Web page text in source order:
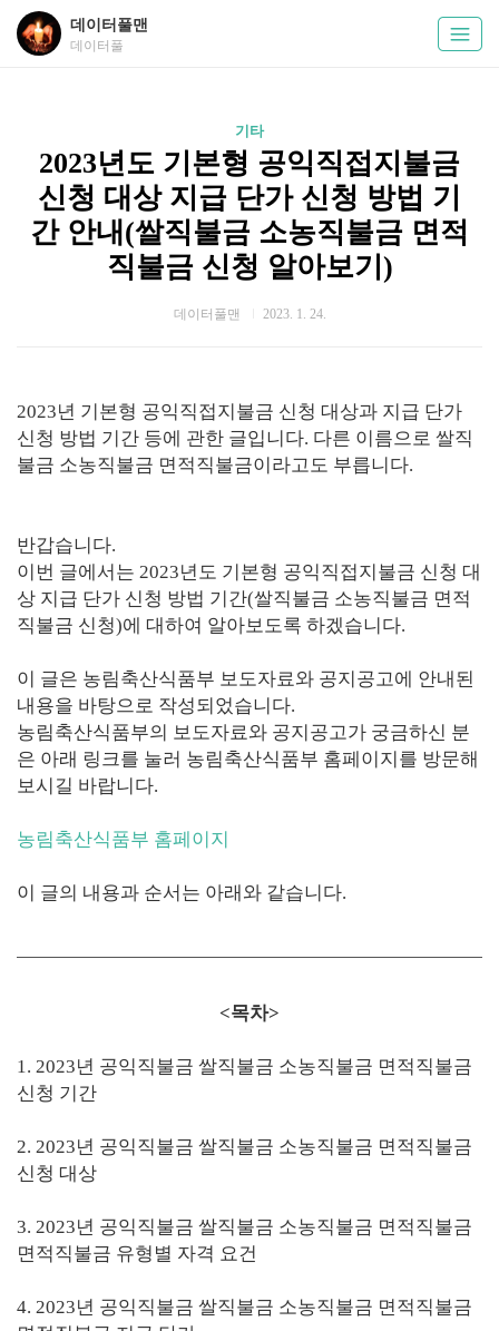
데이터풀맨
데이터풀
기타
2023년도 기본형 공익직접지불금
신청 대상 지급 단가 신청 방법 기
간 안내(쌀직불금 소농직불금 면적
직불금 신청 알아보기)
데이터풀맨 2023. 1. 24.
2023년 기본형 공익직접지불금 신청 대상과 지급 단가
신청 방법 기간 등에 관한 글입니다. 다른 이름으로 쌀직
불금 소농직불금 면적직불금이라고도 부릅니다.
반갑습니다.
이번 글에서는 2023년도 기본형 공익직접지불금 신청 대
상 지급 단가 신청 방법 기간(쌀직불금 소농직불금 면적
직불금 신청)에 대하여 알아보도록 하겠습니다.
이 글은 농림축산식품부 보도자료와 공지공고에 안내된
내용을 바탕으로 작성되었습니다.
농림축산식품부의 보도자료와 공지공고가 궁금하신 분
은 아래 링크를 눌러 농림축산식품부 홈페이지를 방문해
보시길 바랍니다.
농림축산식품부 홈페이지
이 글의 내용과 순서는 아래와 같습니다.
<목차>
1. 2023년 공익직불금 쌀직불금 소농직불금 면적직불금
신청 기간
2. 2023년 공익직불금 쌀직불금 소농직불금 면적직불금
신청 대상
3. 2023년 공익직불금 쌀직불금 소농직불금 면적직불금
면적직불금 유형별 자격 요건
4. 2023년 공익직불금 쌀직불금 소농직불금 면적직불금